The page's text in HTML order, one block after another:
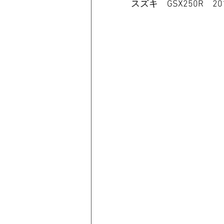
スズキ　GSX250R　